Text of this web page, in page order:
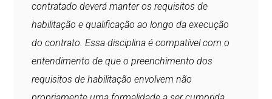
contratado deverá manter os requisitos de
habilitação e qualificação ao longo da execução
do contrato. Essa disciplina é compatível com o
entendimento de que o preenchimento dos
requisitos de habilitação envolvem não